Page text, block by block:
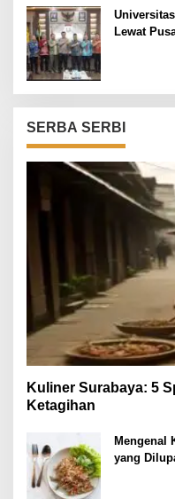
Lewat
SERBA SERBI
Kuliner Surabaya: 5
Ketagihan
Mengenal
yang